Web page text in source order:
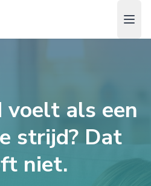
voelt als een
strijd? Dat
niet.